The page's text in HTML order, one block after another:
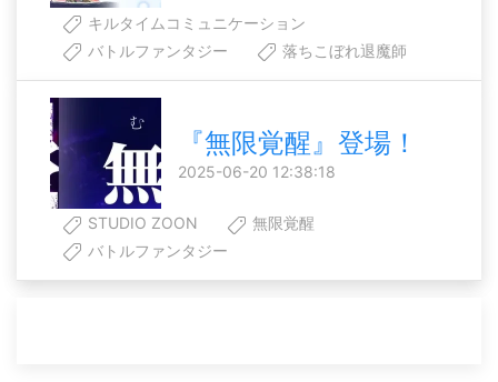
キルタイムコミュニケーション
バトルファンタジー
落ちこぼれ退魔師
『無限覚醒』登場！
2025-06-20 12:38:18
STUDIO ZOON
無限覚醒
バトルファンタジー